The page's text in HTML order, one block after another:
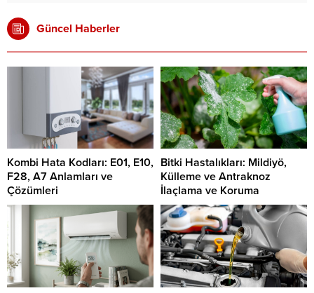
Güncel Haberler
Kombi Hata Kodları: E01, E10,
F28, A7 Anlamları ve
Çözümleri
Bitki Hastalıkları: Mildiyö,
Külleme ve Antraknoz
İlaçlama ve Koruma